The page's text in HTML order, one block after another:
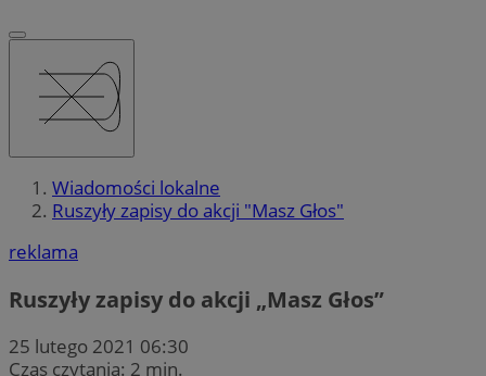
Wiadomości lokalne
Ruszyły zapisy do akcji "Masz Głos"
reklama
Ruszyły zapisy do akcji „Masz Głos”
25 lutego 2021 06:30
Czas czytania: 2 min.